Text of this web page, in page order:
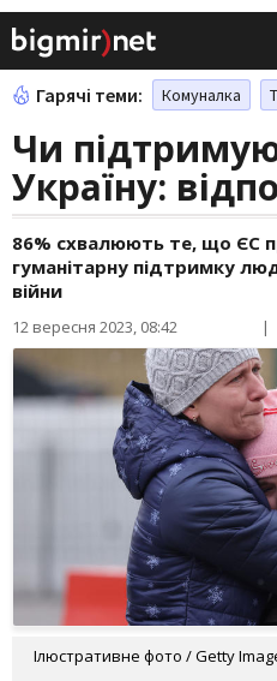
Гарячі теми: Комуналка
Чи
Україну:
86% схвалюють те, що ЄС
гуманітарну підтримку
війни
12 вересня 2023, 08:42 |
Ілюстративне фото / Getty